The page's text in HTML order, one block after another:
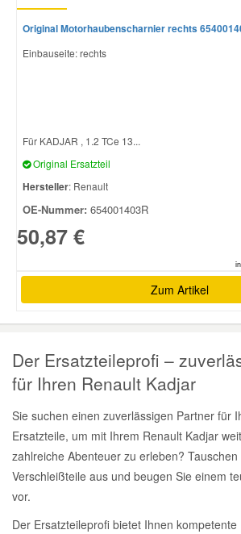
Original Motorhaubenscharnier rechts
Einbauseite: rechts
Für KADJAR , 1.2 TCe 13...
Original Ersatzteil
Hersteller: Renault
OE-Nummer: 654001403R
50,87 €
Zum Artikel
Der Ersatzteileprofi –
für Ihren Renault Kadjar
Sie suchen einen zuverlässigen Partner für
Ersatzteile, um mit Ihrem Renault Kadjar
zahlreiche Abenteuer zu erleben?
Verschleißteile aus und beugen Sie einem
vor.
Der Ersatzteileprofi bietet Ihnen kompetente